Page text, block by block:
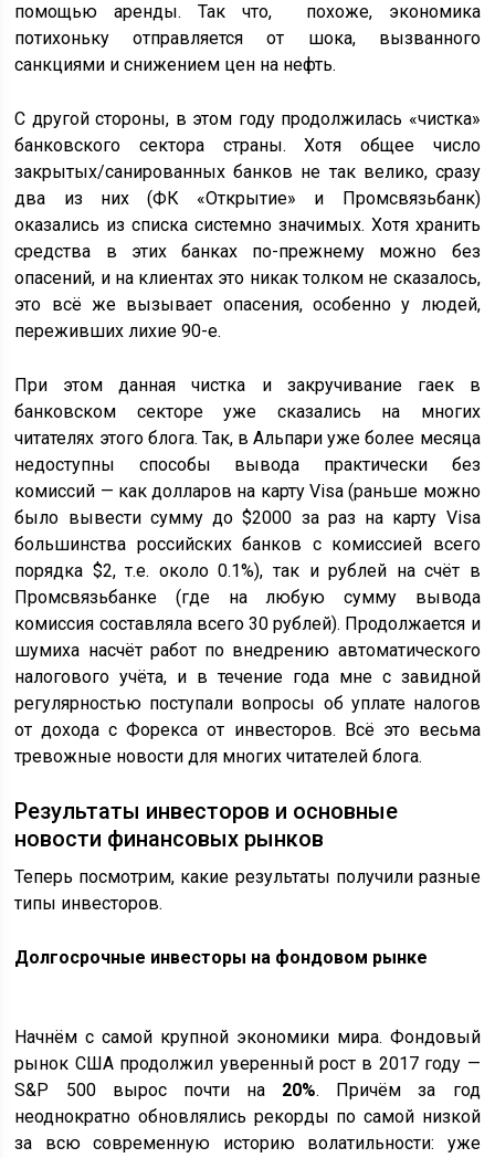
помощью аренды. Так что, похоже, экономика
потихоньку отправляется от шока, вызванного
санкциями и снижением цен на нефть.
С другой стороны, в этом году продолжилась «чистка»
банковского сектора страны. Хотя общее число
закрытых/санированных банков не так велико, сразу
два из них (ФК «Открытие» и Промсвязьбанк)
оказались из списка системно значимых. Хотя хранить
средства в этих банках по-прежнему можно без
опасений, и на клиентах это никак толком не сказалось,
это всё же вызывает опасения, особенно у людей,
переживших лихие 90-е.
При этом данная чистка и закручивание гаек в
банковском секторе уже сказались на многих
читателях этого блога. Так, в Альпари уже более месяца
недоступны способы вывода практически без
комиссий — как долларов на карту Visa (раньше можно
было вывести сумму до $2000 за раз на карту Visa
большинства российских банков с комиссией всего
порядка $2, т.е. около 0.1%), так и рублей на счёт в
Промсвязьбанке (где на любую сумму вывода
комиссия составляла всего 30 рублей). Продолжается и
шумиха насчёт работ по внедрению автоматического
налогового учёта, и в течение года мне с завидной
регулярностью поступали вопросы об уплате налогов
от дохода с Форекса от инвесторов. Всё это весьма
тревожные новости для многих читателей блога.
Результаты инвесторов и основные
новости финансовых рынков
Теперь посмотрим, какие результаты получили разные
типы инвесторов.
Долгосрочные инвесторы на фондовом рынке
Начнём с самой крупной экономики мира. Фондовый
рынок США продолжил уверенный рост в 2017 году —
S&P 500 вырос почти на 20%. Причём за год
неоднократно обновлялись рекорды по самой низкой
за всю современную историю волатильности: уже